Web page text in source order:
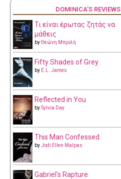
DOMINICA'S REVIEWS
Τι είναι έρωτας ζητάς να
μάθεις
byΘεώνη Μπριλή
Fifty Shades of Grey
by E.L. James
Reflected in You
bySylvia Day
This Man Confessed
byJodi Ellen Malpas
Gabriel's Rapture